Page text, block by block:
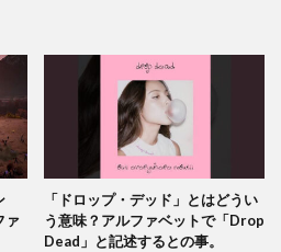
ァ
「ドロップ・デッド」とはどうい
う意味？アルファベットで「Drop
Dead」と記述するとの事。